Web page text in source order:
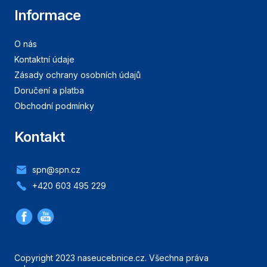
Informace
O nás
Kontaktní údaje
Zásady ochrany osobních údajů
Doručení a platba
Obchodní podmínky
Kontakt
spn@spn.cz
+420 603 495 229
Copyright 2023 naseucebnice.cz. Všechna práva